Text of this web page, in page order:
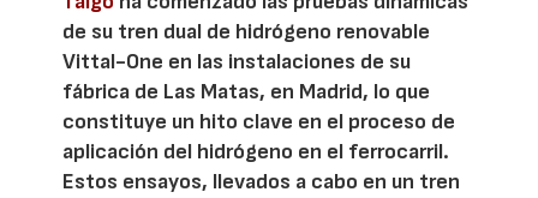
de su tren dual de hidrógeno renovable
Vittal-One en las instalaciones de su
fábrica de Las Matas, en Madrid, lo que
constituye un hito clave en el proceso de
aplicación del hidrógeno en el ferrocarril.
Estos ensayos, llevados a cabo en un tren